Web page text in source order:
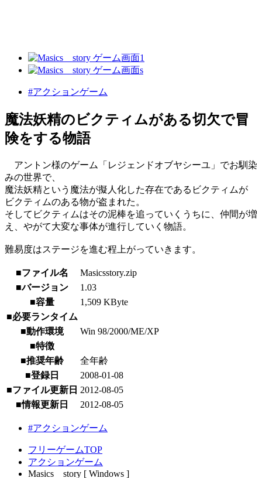
#アクションゲーム
魔法妖精のビクティムがある切欠で冒
険をする物語
アントン様のゲーム「レジェンドオブヤシーユ」でお馴染
みの世界で、
魔法妖精という魔法が擬人化した存在であるビクティムが
ビクティムのある物が盗まれた。
そしてビクティムはその泥棒を追っていくうちに、仲間が増
え、やがて大変な事体が進行していく物語。
難易度はステージを進む程上がっていきます。
■ファイル名
Masicsstory.zip
■バージョン
1.03
■容量
1,509 KByte
■必要ランタイム
■動作環境
Win 98/2000/ME/XP
■特徴
■推奨年齢
全年齢
■登録日
2008-01-08
■ファイル更新日 2012-08-05
■情報更新日
2012-08-05
#アクションゲーム
フリーゲームTOP
アクションゲーム
Masics story [ Windows ]